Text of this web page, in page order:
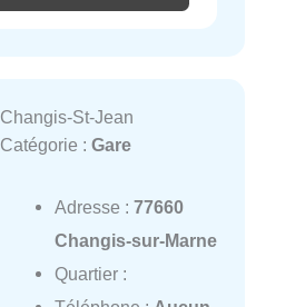
Changis-St-Jean
Catégorie : Gare
Adresse : 77660
Changis-sur-Marne
Quartier :